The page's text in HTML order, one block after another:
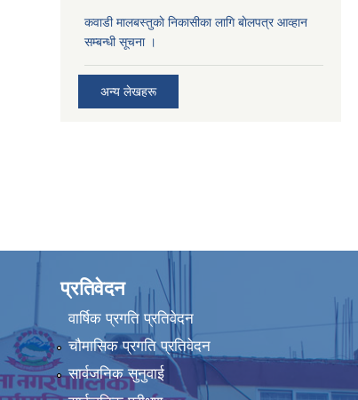
कवाडी मालबस्तुकाे निकासीका लागि बाेलपत्र आव्हान
सम्बन्धी सूचना ।
अन्य लेखहरू
प्रतिवेदन
वार्षिक प्रगति प्रतिवेदन
चौमासिक प्रगति प्रतिवेदन
सार्वजनिक सुनुवाई